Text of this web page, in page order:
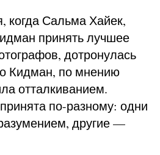
когда Сальма Хайек,
принять лучшее
дотронулась
Кидман, по мнению
отталкиванием.
по-разному: одни
другие —